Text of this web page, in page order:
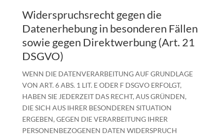
Widerspruchsrecht gegen die
Datenerhebung in besonderen Fällen
sowie gegen Direktwerbung (Art. 21
DSGVO)
WENN DIE DATENVERARBEITUNG AUF GRUNDLAGE
VON ART. 6 ABS. 1 LIT. E ODER F DSGVO ERFOLGT,
HABEN SIE JEDERZEIT DAS RECHT, AUS GRÜNDEN,
DIE SICH AUS IHRER BESONDEREN SITUATION
ERGEBEN, GEGEN DIE VERARBEITUNG IHRER
PERSONENBEZOGENEN DATEN WIDERSPRUCH